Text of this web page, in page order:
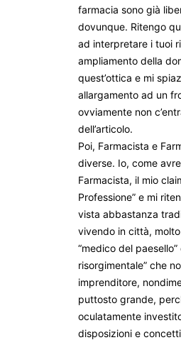
farmacia sono già
dovunque. Ritengo
ad interpretare i tuoi
ampliamento della
quest’ottica e mi
allargamento ad un
ovviamente non
dell’articolo.
Poi, Farmacista e
diverse. Io, come
Farmacista, il mio
Professione” e mi
vista abbastanza
vivendo in città,
“medico del
risorgimentale” che
imprenditore,
puttosto grande,
oculatamente
disposizioni e